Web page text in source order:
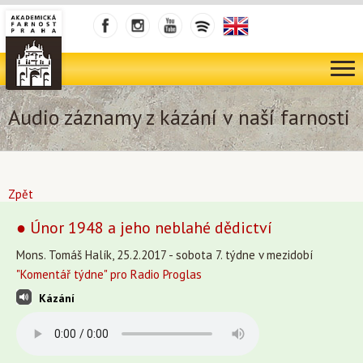
Audio záznamy z kázání v naší farnosti
Zpět
● Únor 1948 a jeho neblahé dědictví
Mons. Tomáš Halík, 25.2.2017 - sobota 7. týdne v mezidobí
"Komentář týdne" pro Radio Proglas
Kázání